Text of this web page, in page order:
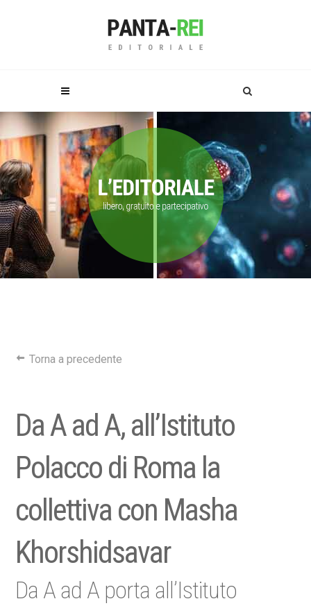
Torna a precedente
Da A ad A, all’Istituto
Polacco di Roma la
collettiva con Masha
Khorshidsavar
Da A ad A porta all’Istituto